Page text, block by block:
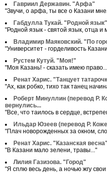
Гавриил Державин. "Арфа"
"Звучи, о арфа, ты все о Казани
Габдулла Тукай. "Родной язык"
"Родной язык - святой язык, отца и
Владимир Маяковский. "По
"Университет - горделивость
Рустем Кутуй. "Моя!"
"Моя Казань! - сказать имею
Ренат Харис. "Танцует
"Ах, как робко, тихо так танец
Роберт Минуллин (перевод Р.
вернулись...
"Все, что таилось в сердце,
Ильдар Юзеев (перевод Р.
"Плач новорожденных за окном,
Ренат Харис. "Казанская весна"
"В Казани мало зелени, травы..."
Лилия Газизова. "Город"
"Я сплю весь день, а ночью жгу